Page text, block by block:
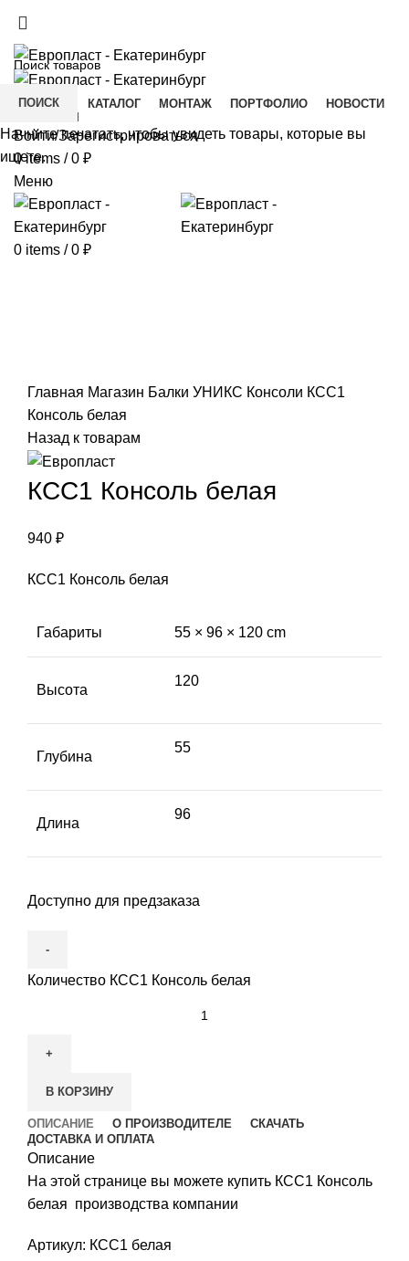
ГЛАВНАЯ КАТАЛОГ МОНТАЖ ПОРТФОЛИО
НОВОСТИ
КОНТАКТЫ
Войти/Зарегистрироваться
0items / 0 ₽
Меню
0 items / 0 ₽
Главная Магазин Балки УНИКС Консоли КСС1
Консоль белая
Назад к товарам
КСС1 Консоль белая
940 ₽
КСС1 Консоль белая
Габариты 55 × 96 × 120 cm
Высота
120
Глубина
55
Длина
96
Доступно для предзаказа
Количество КСС1 Консоль белая
В КОРЗИНУ
ОПИСАНИЕ О ПРОИЗВОДИТЕЛЕ
СКАЧАТЬ
ДОСТАВКА И ОПЛАТА
Описание
На этой странице вы можете купить КСС1 Консоль
белая производства компании
Артикул: КСС1 белая
ПОИСК
Начните печатать, чтобы увидеть товары, которые вы
ищете.